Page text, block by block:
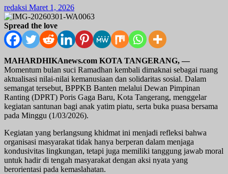
redaksi Maret 1, 2026
Spread the love
MAHARDHIKAnews.com KOTA TANGERANG, —
Momentum bulan suci Ramadhan kembali dimaknai sebagai ruang
aktualisasi nilai-nilai kemanusiaan dan solidaritas sosial. Dalam
semangat tersebut, BPPKB Banten melalui Dewan Pimpinan
Ranting (DPRT) Poris Gaga Baru, Kota Tangerang, menggelar
kegiatan santunan bagi anak yatim piatu, serta buka puasa bersama
pada Minggu (1/03/2026).
Kegiatan yang berlangsung khidmat ini menjadi refleksi bahwa
organisasi masyarakat tidak hanya berperan dalam menjaga
kondusivitas lingkungan, tetapi juga memiliki tanggung jawab moral
untuk hadir di tengah masyarakat dengan aksi nyata yang
berorientasi pada kemaslahatan.